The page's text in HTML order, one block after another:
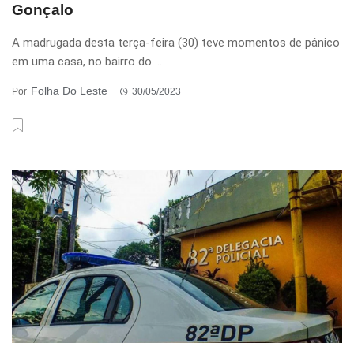
Gonçalo
A madrugada desta terça-feira (30) teve momentos de pânico
em uma casa, no bairro do ...
Por Folha Do Leste 30/05/2023